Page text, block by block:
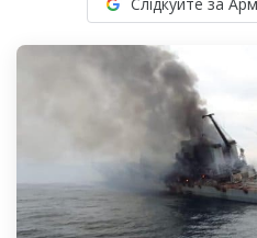
Слідкуйте за